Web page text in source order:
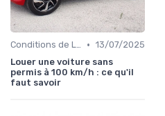
Conditions de Location • 13/07/2025
Louer une voiture sans
permis à 100 km/h : ce qu'il
faut savoir